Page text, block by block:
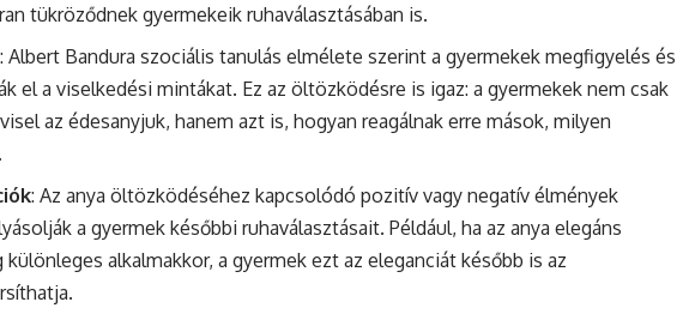
tükröződnek gyermekeik ruhaválasztásában is.
: Albert Bandura szociális tanulás elmélete szerint a gyermekek megfigyelés és
el a viselkedési mintákat. Ez az öltözködésre is igaz: a gyermekek nem csak
az édesanyjuk, hanem azt is, hogyan reagálnak erre mások, milyen
: Az anya öltözködéséhez kapcsolódó pozitív vagy negatív élmények
a gyermek későbbi ruhaválasztásait. Például, ha az anya elegáns
alkalmakkor, a gyermek ezt az eleganciát később is az